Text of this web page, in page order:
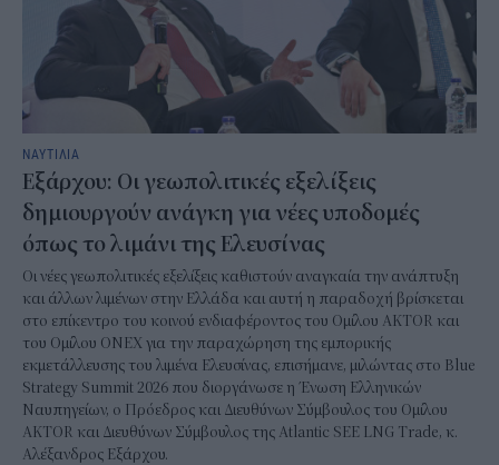
ΝΑΥΤΙΛΙΑ
Εξάρχου: Οι γεωπολιτικές εξελίξεις
δημιουργούν ανάγκη για νέες υποδομές
όπως το λιμάνι της Ελευσίνας
Οι νέες γεωπολιτικές εξελίξεις καθιστούν αναγκαία την ανάπτυξη
και άλλων λιμένων στην Ελλάδα και αυτή η παραδοχή βρίσκεται
στο επίκεντρο του κοινού ενδιαφέροντος του Ομίλου AKTOR και
του Ομίλου ΟΝΕΧ για την παραχώρηση της εμπορικής
εκμετάλλευσης του λιμένα Ελευσίνας, επισήμανε, μιλώντας στο Blue
Strategy Summit 2026 που διοργάνωσε η Ένωση Ελληνικών
Ναυπηγείων, ο Πρόεδρος και Διευθύνων Σύμβουλος του Ομίλου
AKTOR και Διευθύνων Σύμβουλος της Atlantic SEE LNG Trade, κ.
Αλέξανδρος Εξάρχου.